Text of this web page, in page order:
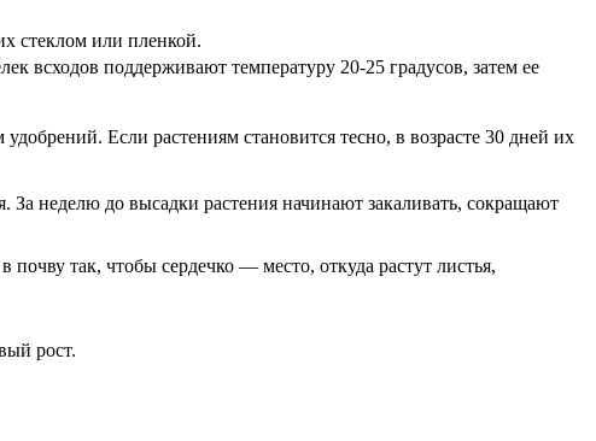
стеклом или пленкой.
всходов поддерживают температуру 20-25 градусов, затем ее
Если растениям становится тесно, в возрасте 30 дней их
За неделю до высадки растения начинают закаливать, сокращают
так, чтобы сердечко — место, откуда растут листья,
рост.